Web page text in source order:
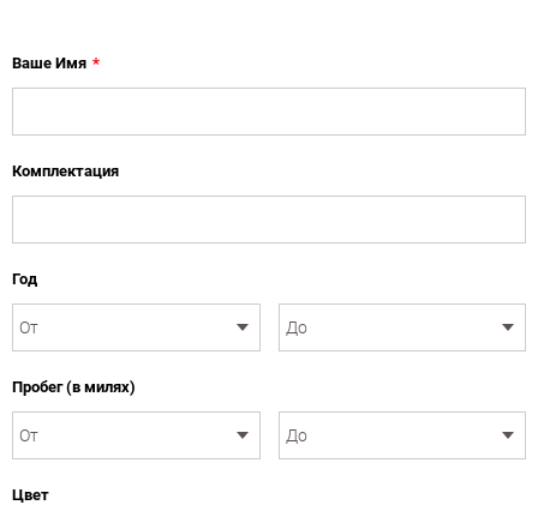
Ваше Имя *
Комплектация
Год
Пробег (в милях)
Цвет